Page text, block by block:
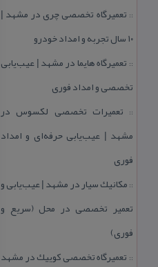
:: تعمیرگاه تخصصی چری در مشهد |
۱۰ سال تجربه و امداد خودرو
:: تعمیرگاه هایما در مشهد | عیب‌یابی
تخصصی و امداد فوری
:: تعمیرات تخصصی لكسوس در
مشهد | عیب‌یابی حرفه‌ای و امداد
فوری
:: مكانیك سیار در مشهد | عیب‌یابی و
تعمیر تخصصی در محل (سریع و
فوری)
:: تعمیرگاه تخصصی كوییك در مشهد